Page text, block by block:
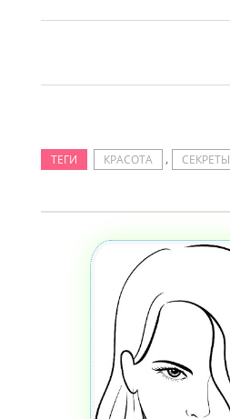
ТЕГИ КРАСОТА ,